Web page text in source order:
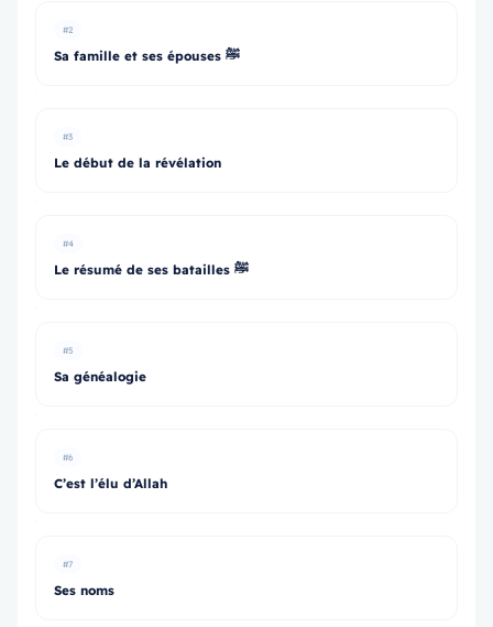
#2
Sa famille et ses épouses ﷺ
#3
Le début de la révélation
#4
Le résumé de ses batailles ﷺ
#5
Sa généalogie
#6
C’est l’élu d’Allah
#7
Ses noms